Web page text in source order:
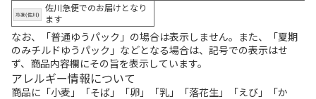
佐川急便でのお届けとなり
ます
なお、「普通ゆうパック」の場合は表示しません。また、「夏期
のみチルドゆうパック」などとなる場合は、記号での表示はせ
ず、商品内容欄にその旨を表示しています。
アレルギー情報について
商品に「小麦」「そば」「卵」「乳」「落花生」「えび」「か